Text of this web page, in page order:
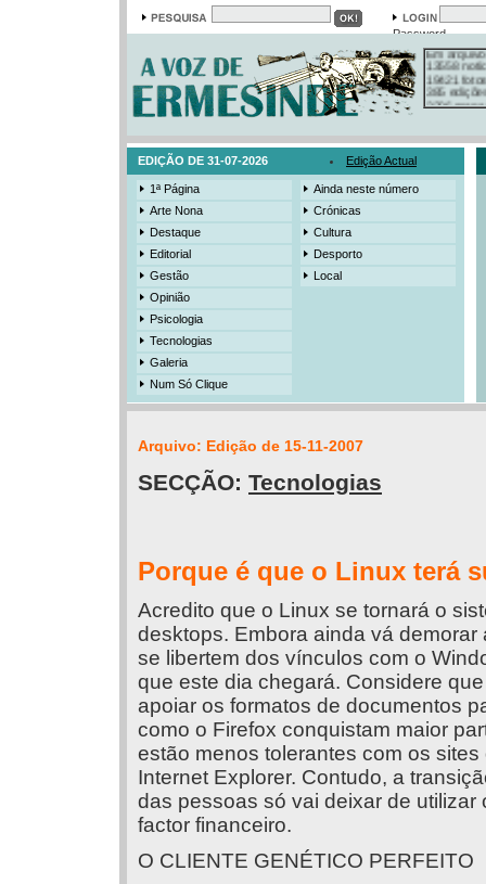
Password
13558
19421
385
3206
525
EDIÇÃO DE 31-07-2026 Edição Actual
1ª Página
Arte Nona
Destaque
Editorial
Gestão
Opinião
Psicologia
Tecnologias
Galeria
Num Só Clique
Ainda neste número
Crónicas
Cultura
Desporto
Local
Arquivo: Edição de 15-11-2007
SECÇÃO: Tecnologias
Porque é que o Linux terá
Acredito que o Linux se tornará o
desktops. Embora ainda vá
se libertem dos vínculos com o
que este dia chegará. Considere
apoiar os formatos de documentos
como o Firefox conquistam maior
estão menos tolerantes com os
Internet Explorer. Contudo, a
das pessoas só vai deixar de
factor financeiro.
O CLIENTE GENÉTICO PERFEITO